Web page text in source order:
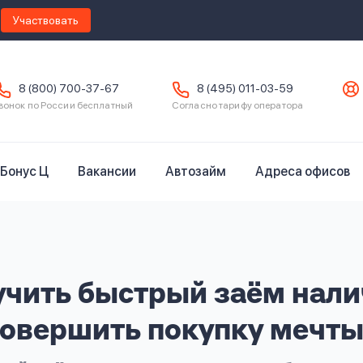
Участвовать
8 (800) 700-37-67
по России бесплатный
8 (495) 011-03-59
Согласно тарифу оператора
Бонус Ц Вакансии Автозайм Адреса офисов
быстрый заём
покупку